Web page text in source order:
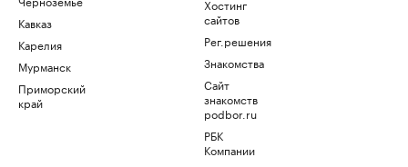
Кавказ
Карелия
Мурманск
Приморский
край
Хостинг
сайтов
Рег.решения
Знакомства
Сайт
знакомств
podbor.ru
РБК
Компании